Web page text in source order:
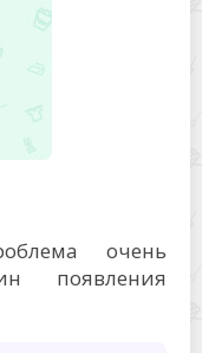
очень
появления